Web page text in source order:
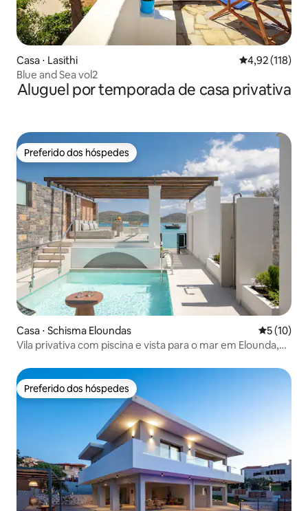
Casa ⋅ Lasithi 4,92 de uma
4,92 (118)
Blue and Sea vol2
Aluguel por temporada de casa privativa
Preferido dos hóspedes
Preferido dos hóspedes
Casa ⋅ Schisma Eloundas 5 de uma
5 (10)
Vila privativa com piscina e vista para o mar em Elounda,
Preferido dos hóspedes
Preferido dos hóspedes